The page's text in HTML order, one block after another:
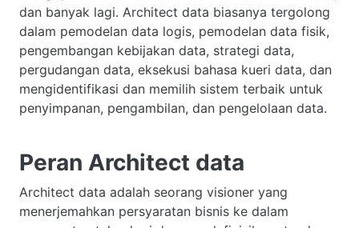
dan banyak lagi. Architect data biasanya tergolong
dalam pemodelan data logis, pemodelan data fisik,
pengembangan kebijakan data, strategi data,
pergudangan data, eksekusi bahasa kueri data, dan
mengidentifikasi dan memilih sistem terbaik untuk
penyimpanan, pengambilan, dan pengelolaan data.
Peran Architect data
Architect data adalah seorang visioner yang
menerjemahkan persyaratan bisnis ke dalam